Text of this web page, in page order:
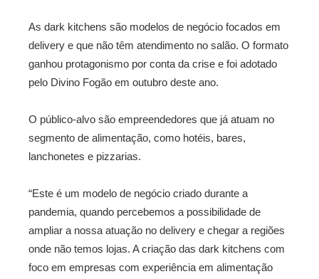
As dark kitchens são modelos de negócio focados em
delivery e que não têm atendimento no salão. O formato
ganhou protagonismo por conta da crise e foi adotado
pelo Divino Fogão em outubro deste ano.
O público-alvo são empreendedores que já atuam no
segmento de alimentação, como hotéis, bares,
lanchonetes e pizzarias.
“Este é um modelo de negócio criado durante a
pandemia, quando percebemos a possibilidade de
ampliar a nossa atuação no delivery e chegar a regiões
onde não temos lojas. A criação das dark kitchens com
foco em empresas com experiência em alimentação